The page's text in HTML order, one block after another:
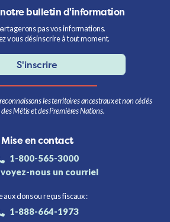
notre bulletin d'information
pas vos informations.
vous désinscrire à tout moment.
S'inscrire
les territoires ancestraux et non cédés
Métis et des Premières Nations.
Mise en contact
1-800-565-3000
nous un courriel
aux dons ou reçus fiscaux :
1-888-664-1973